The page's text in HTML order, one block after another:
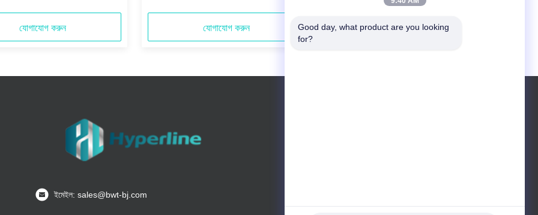
যোগাযোগ করুন যোগাযোগ করুন যোগাযোগ করুন
ইমেইল: sales@bwt-bj.com
Good day, what product are you looking
for?